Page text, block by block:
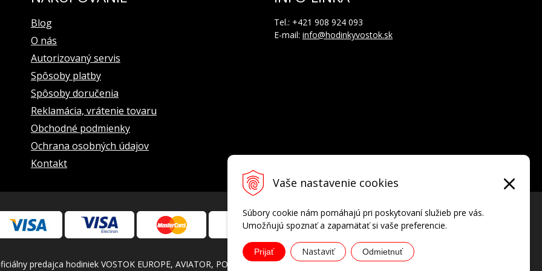
Vaše nastavenie cookies
Súbory cookie nám pomáhajú pri poskytovaní služieb pre vás.
Umožňujú spoznať a zapamätať si vaše preferencie.
Prijať Nastaviť Odmietnuť
Blog
O nás
Autorizovaný servis
Spôsoby platby
Spôsoby doručenia
Reklamácia, vrátenie tovaru
Obchodné podmienky
Ochrana osobných údajov
Kontakt
Tel.: +421 908 924 093
E-mail: info@hodinkyvostok.sk
predajca hodiniek VOSTOK EUROPE, AVIATOR, POLJOT INTERNATIONAL • all rights reserved